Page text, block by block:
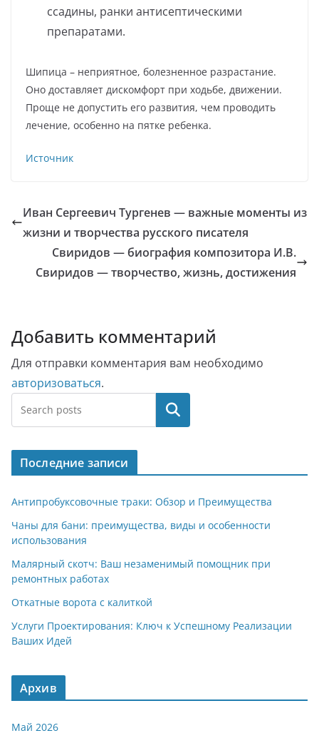
ссадины, ранки антисептическими
препаратами.
Шипица – неприятное, болезненное разрастание.
Оно доставляет дискомфорт при ходьбе, движении.
Проще не допустить его развития, чем проводить
лечение, особенно на пятке ребенка.
Источник
Иван Сергеевич Тургенев — важные моменты из
жизни и творчества русского писателя
Свиридов — биография композитора И.В.
Свиридов — творчество, жизнь, достижения
Добавить комментарий
Для отправки комментария вам необходимо
авторизоваться.
Поиск
Последние записи
Антипробуксовочные траки: Обзор и Преимущества
Чаны для бани: преимущества, виды и особенности
использования
Малярный скотч: Ваш незаменимый помощник при
ремонтных работах
Откатные ворота с калиткой
Услуги Проектирования: Ключ к Успешному Реализации
Ваших Идей
Архив
Май 2026